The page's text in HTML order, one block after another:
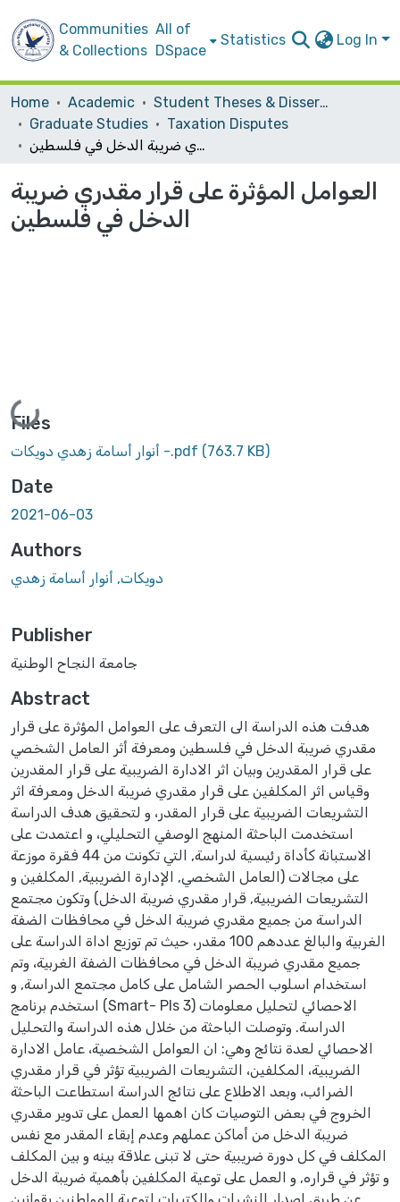
Communities
& Collections
All of
DSpace
Statistics Log In
Home Academic
Student Theses & Dissertations
Graduate Studies
Taxation Disputes
العوامل المؤثرة على قرار مقدري ضريبة الدخل في فلسطين
العوامل المؤثرة على قرار مقدري ضريبة
الدخل في فلسطين
Loading...
Files
أنوار أسامة زهدي دويكات -.pdf (763.7 KB)
Date
2021-06-03
Authors
دويكات, أنوار أسامة زهدي
Publisher
جامعة النجاح الوطنية
Abstract
هدفت هذه الدراسة الى التعرف على العوامل المؤثرة على قرار
مقدري ضريبة الدخل في فلسطين ومعرفة أثر العامل الشخصي
على قرار المقدرين وبيان اثر الادارة الضريبية على قرار المقدرين
وقياس اثر المكلفين على قرار مقدري ضريبة الدخل ومعرفة اثر
التشريعات الضريبية على قرار المقدر، و لتحقيق هدف الدراسة
استخدمت الباحثة المنهج الوصفي التحليلي، و اعتمدت على
الاستبانة كأداة رئيسية لدراسة, التي تكونت من 44 فقرة موزعة
على مجالات (العامل الشخصي, الإدارة الضريبية, المكلفين و
التشريعات الضريبية, قرار مقدري ضريبة الدخل) وتكون مجتمع
الدراسة من جميع مقدري ضريبة الدخل في محافظات الضفة
الغربية والبالغ عددهم 100 مقدر، حيث تم توزيع اداة الدراسة على
جميع مقدري ضريبة الدخل في محافظات الضفة الغربية، وتم
استخدام اسلوب الحصر الشامل على كامل مجتمع الدراسة, و
استخدم برنامج (Smart- Pls 3) الاحصائي لتحليل معلومات
الدراسة. وتوصلت الباحثة من خلال هذه الدراسة والتحليل
الاحصائي لعدة نتائج وهي: ان العوامل الشخصية، عامل الادارة
الضريبية، المكلفين، التشريعات الضريبية تؤثر في قرار مقدري
الضرائب، وبعد الاطلاع على نتائج الدراسة استطاعت الباحثة
الخروج في بعض التوصيات كان اهمها العمل على تدوير مقدري
ضريبة الدخل من أماكن عملهم وعدم إبقاء المقدر مع نفس
المكلف في كل دورة ضريبية حتى لا تبنى علاقة بينه و بين المكلف
و تؤثر في قراره, و العمل على توعية المكلفين بأهمية ضريبة الدخل